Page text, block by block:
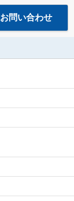
お問い合わせ